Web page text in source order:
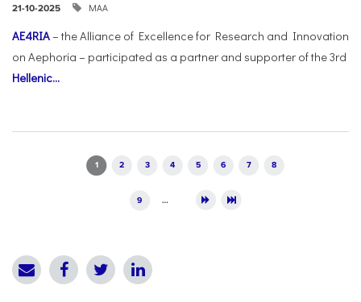
21-10-2025 ΜΑΑ
AE4RIA– the Alliance of Excellence for Research and Innovation
on Aephoria – participated as a partner and supporter of the 3rd
Hellenic...
1 2 3 4 5 6 7 8
9 …